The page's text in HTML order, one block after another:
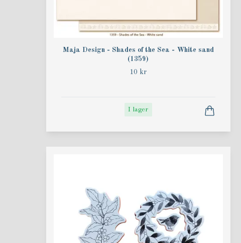
Maja Design - Shades of the Sea - White sand
(1359)
10 kr
I lager